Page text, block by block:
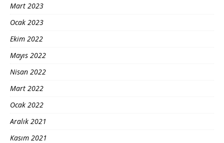
Mart 2023
Ocak 2023
Ekim 2022
Mayıs 2022
Nisan 2022
Mart 2022
Ocak 2022
Aralık 2021
Kasım 2021